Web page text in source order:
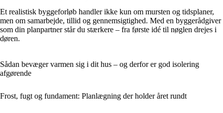
Et realistisk byggeforløb handler ikke kun om mursten og tidsplaner,
men om samarbejde, tillid og gennemsigtighed. Med en byggerådgiver
som din planpartner står du stærkere – fra første idé til nøglen drejes i
døren.
Sådan bevæger varmen sig i dit hus – og derfor er god isolering
afgørende
Frost, fugt og fundament: Planlægning der holder året rundt